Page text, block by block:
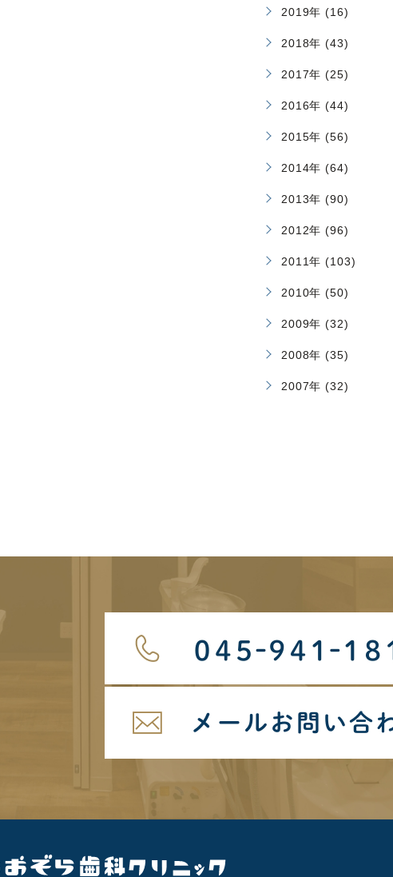
2019年 (16)
2018年 (43)
2017年 (25)
2016年 (44)
2015年 (56)
2014年 (64)
2013年 (90)
2012年 (96)
2011年 (103)
2010年 (50)
2009年 (32)
2008年 (35)
2007年 (32)